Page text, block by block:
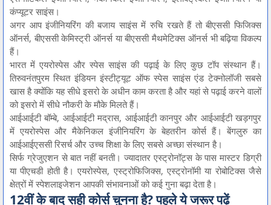
कंप्यूटर साइंस।
अगर आप इंजीनियरिंग की बजाय साइंस में रुचि रखते हैं तो बीएससी फिजिक्स
ऑनर्स, बीएससी केमिस्ट्री ऑनर्स या बीएससी मैथमेटिक्स ऑनर्स भी बढ़िया विकल्प
हैं।
भारत में एयरोस्पेस और स्पेस साइंस की पढ़ाई के लिए कुछ टॉप संस्थान हैं।
तिरुवनंतपुरम स्थित इंडियन इंस्टीट्यूट ऑफ स्पेस साइंस एंड टेक्नोलॉजी सबसे
खास है क्योंकि यह सीधे इसरो के अधीन काम करता है और यहां से पढ़ाई करने वालों
को इसरो में सीधे नौकरी के मौके मिलते हैं।
आईआईटी बॉम्बे, आईआईटी मद्रास, आईआईटी कानपुर और आईआईटी खड़गपुर
में एयरोस्पेस और मैकेनिकल इंजीनियरिंग के बेहतरीन कोर्स हैं। बेंगलुरु का
आईआईएससी रिसर्च और उच्च शिक्षा के लिए सबसे अच्छा संस्थान है।
सिर्फ ग्रेजुएशन से बात नहीं बनती। ज्यादातर एस्ट्रोनॉट्स के पास मास्टर डिग्री
या पीएचडी होती है। एयरोस्पेस, एस्ट्रोफिजिक्स, एस्ट्रोनॉमी या रोबोटिक्स जैसे
क्षेत्रों में स्पेशलाइजेशन आपकी संभावनाओं को कई गुना बढ़ा देता है।
12वीं के बाद सही कोर्स चुनना है? पहले ये जरूर पढ़ें